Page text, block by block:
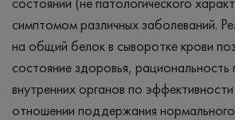
симптомом различных заболеваний.
на общий белок в сыворотке крови
состояние здоровья, рациональность
внутренних органов по
отношении поддержания